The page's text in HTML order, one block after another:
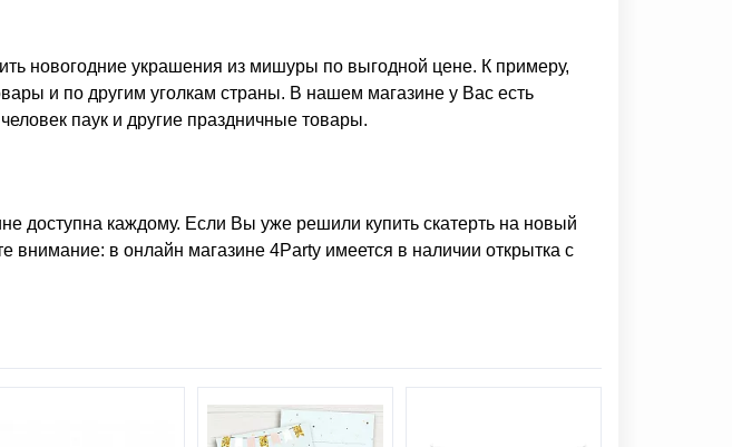
новогодние украшения из мишуры по выгодной цене. К примеру,
и по другим уголкам страны. В нашем магазине у Вас есть
паук и другие праздничные товары.
доступна каждому. Если Вы уже решили купить скатерть на новый
внимание: в онлайн магазине 4Party имеется в наличии открытка с